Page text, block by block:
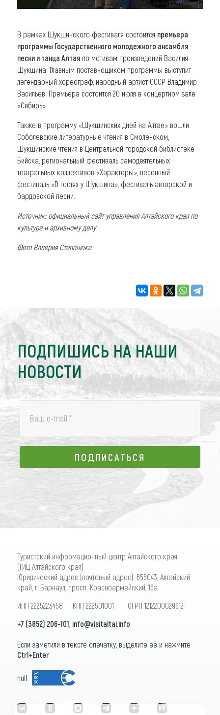
В рамках Шукшинского фестиваля состоится премьера
программы Государственного молодежного ансамбля
песни и танца Алтая по мотивам произведений Василия
Шукшина. Главным поставнощиком программы выступит
легендарный хореограф, народный артист СССР Владимир
Васильев. Премьера состоится 20 июля в концертном зале
«Сибирь».
Также в программу «Шукшинских дней на Алтае» вошли
Соболевские литературные чтения в Смоленском,
Шукшинские чтения в Центральной городской библиотеке
Бийска, региональный фестиваль самодеятельных
театральных коллективов «Характеры», песенный
фестиваль «В гостях у Шукшина», фестиваль авторской и
бардовской песни.
Источник: официальный сайт управления Алтайского края по
культуре и архивному делу
Фото Валерия Степанюка
ПОДПИШИСЬ НА НАШИ
НОВОСТИ
Ваш e-mail *
ПОДПИСАТЬСЯ
ПОДПИСАТЬСЯ
Туристский информационный центр Алтайского края
(ТИЦ Алтайского края)
Юридический адрес (почтовый адрес): 656043, Алтайский
край, г. Барнаул, просп. Красноармейский, 16а
ИНН 2225223458 КПП 222501001 ОГРН 1212200029612
+7 (3852) 206-101 info@visitaltai.info
Если заметили в тексте опечатку, выделите её и нажмите
Ctrl+Enter
null